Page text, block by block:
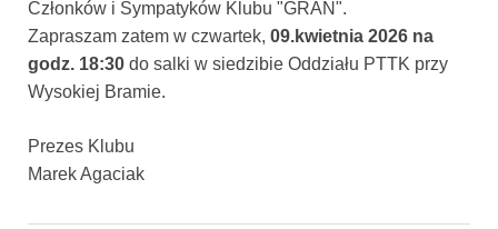
Członków i Sympatyków Klubu "GRAŃ".
Zapraszam zatem w czwartek, 09.kwietnia 2026 na
godz. 18:30 do salki w siedzibie Oddziału PTTK przy
Wysokiej Bramie.
Prezes Klubu
Marek Agaciak